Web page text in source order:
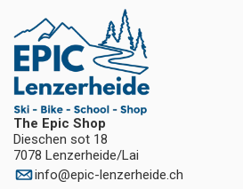
The Epic Shop
Dieschen sot 18
7078 Lenzerheide/Lai
info@epic-lenzerheide.ch